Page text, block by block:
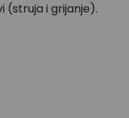
(struja i grijanje).